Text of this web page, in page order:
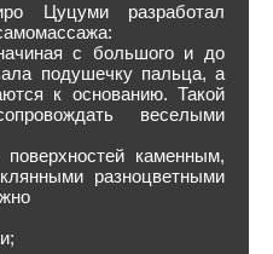
Цуцуми разработал
с большого и до
подушечку пальца, а
к основанию. Такой
веселыми
каменным,
разноцветными